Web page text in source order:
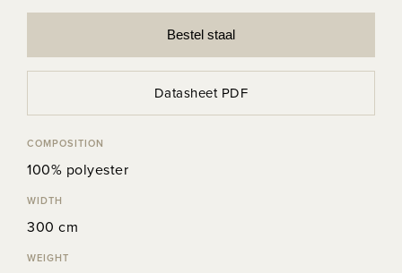
Bestel staal
Datasheet PDF
COMPOSITION
100% polyester
WIDTH
300 cm
WEIGHT